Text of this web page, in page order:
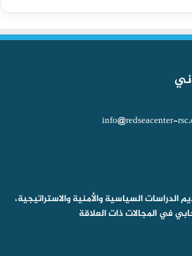
ر
م
ا
ب
الدراسات السياسية والأمنية والاستراتيجية،
في المجالات ذات العلاقة